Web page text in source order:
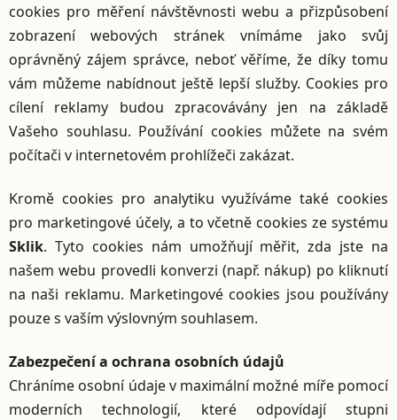
cookies pro měření návštěvnosti webu a přizpůsobení
zobrazení webových stránek vnímáme jako svůj
oprávněný zájem správce, neboť věříme, že díky tomu
vám můžeme nabídnout ještě lepší služby. Cookies pro
cílení reklamy budou zpracovávány jen na základě
Vašeho souhlasu. Používání cookies můžete na svém
počítači v internetovém prohlížeči zakázat.
Kromě cookies pro analytiku využíváme také cookies
pro marketingové účely, a to včetně cookies ze systému
Sklik. Tyto cookies nám umožňují měřit, zda jste na
našem webu provedli konverzi (např. nákup) po kliknutí
na naši reklamu. Marketingové cookies jsou používány
pouze s vaším výslovným souhlasem.
Zabezpečení a ochrana osobních údajů
Chráníme osobní údaje v maximální možné míře pomocí
moderních technologií, které odpovídají stupni